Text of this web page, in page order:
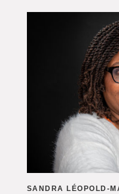
SANDRA LÉOPOLD-